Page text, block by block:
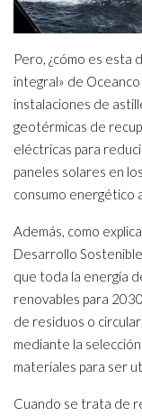
Pero, ¿cómo es esta
integral» de
instalaciones de
geotérmicas de
eléctricas para
paneles solares en
consumo energético
Además, como
Desarrollo
que toda la energía
renovables para
de residuos o
mediante la
materiales para ser
Cuando se trata de